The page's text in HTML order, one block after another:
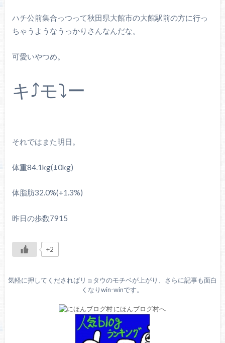
ハチ公前集合っつって秋田県大館市の大館駅前の方に行っ
ちゃうようなうっかりさんなんだな。
可愛いやつめ。
キ⤴︎モ⤵︎ー
それではまた明日。
体重84.1kg(±0kg)
体脂肪32.0%(+1.3%)
昨日の歩数7915
+2
気軽に押してくださればリョタウのモチベが上がり、さらに記事も面白
くなりwin-winです。